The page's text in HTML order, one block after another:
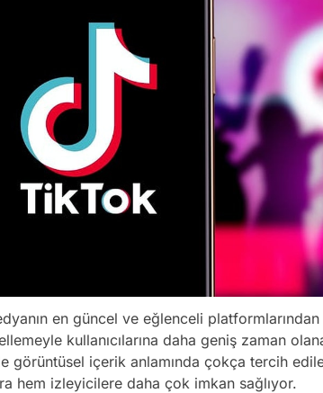
en güncel ve eğlenceli
kullanıcılarına daha geniş zaman
görüntüsel içerik anlamında çokça tercih
hem izleyicilere daha çok imkan sağlıyor.